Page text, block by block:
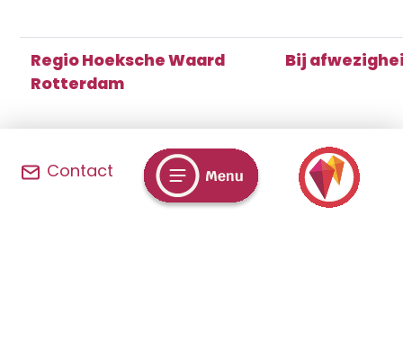
Regio Hoeksche Waard
Rotterdam
Bij
Naam: Rachel Perquin
E-mail:
r.perquin@stemgever.nl
Naam:
E-mail:
Contact